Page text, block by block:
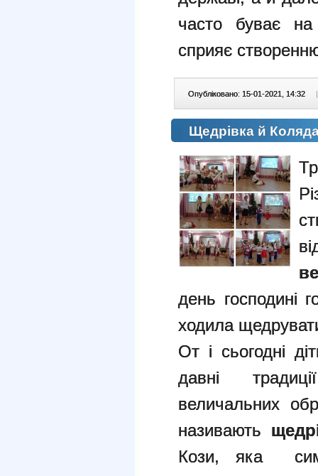
часто буває на
сприяє
Опубліковано: 15-01-2021, 14:32 |
Щедрівка й
день господині
ходила
От і сьогодні
давні
величальних
називають
Кози, яка